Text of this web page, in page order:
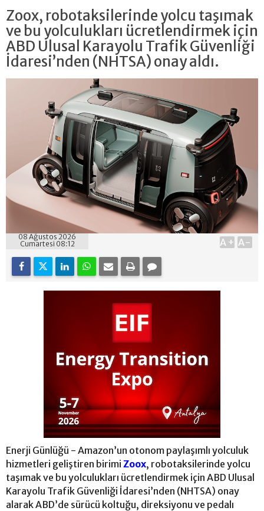
Zoox, robotaksilerinde yolcu taşımak
ve bu yolculukları ücretlendirmek için
ABD Ulusal Karayolu Trafik Güvenliği
İdaresi’nden (NHTSA) onay aldı.
08 Ağustos 2026
Cumartesi 08:12
A+ A-
Enerji Günlüğü - Amazon’un otonom paylaşımlı yolculuk
hizmetleri geliştiren birimi Zoox, robotaksilerinde yolcu
taşımak ve bu yolculukları ücretlendirmek için ABD Ulusal
Karayolu Trafik Güvenliği İdaresi’nden (NHTSA) onay
alarak ABD’de sürücü koltuğu, direksiyonu ve pedalı